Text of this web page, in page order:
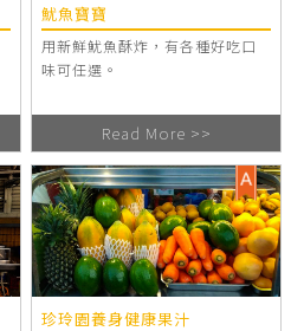
魷魚寶寶
用新鮮魷魚酥炸，有各種好吃口
味可任選。
Read More >>
珍玲園養身健康果汁